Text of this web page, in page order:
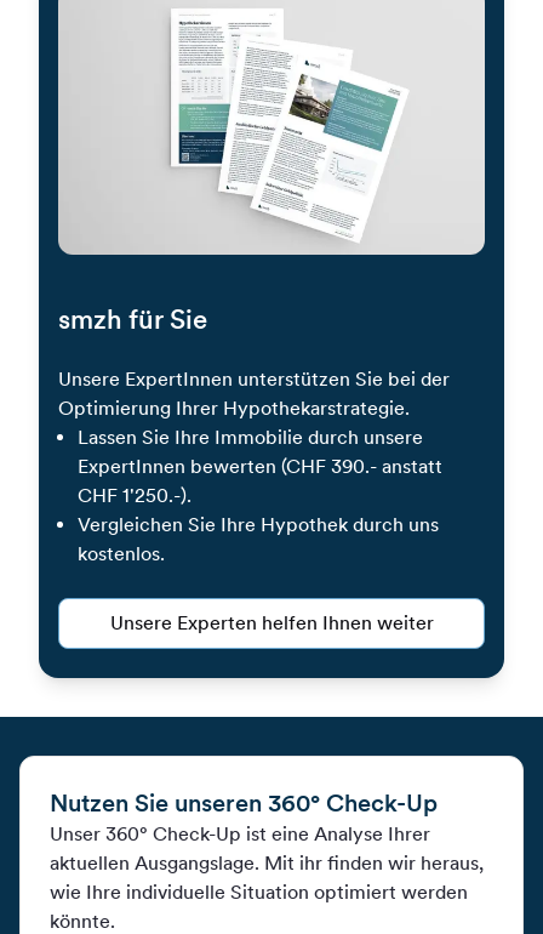
smzh für Sie
Unsere ExpertInnen unterstützen Sie bei der
Optimierung Ihrer Hypothekarstrategie.
Lassen Sie Ihre Immobilie durch unsere
ExpertInnen bewerten (CHF 390.- anstatt
CHF 1'250.-).
Vergleichen Sie Ihre Hypothek durch uns
kostenlos.
Unsere Experten helfen Ihnen weiter
Nutzen Sie unseren 360° Check-Up
Unser 360° Check-Up ist eine Analyse Ihrer
aktuellen Ausgangslage. Mit ihr finden wir heraus,
wie Ihre individuelle Situation optimiert werden
könnte.